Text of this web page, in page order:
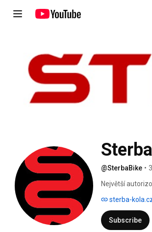
@SterbaBike •
Největší
tretry, doplňky.
sterba-
Subscribe